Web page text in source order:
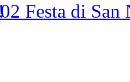
02 Festa di San